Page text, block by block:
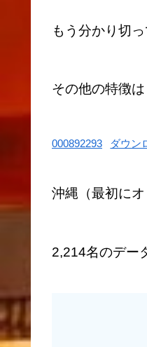
もう分かり切
その他の特徴は
000892293 ダウン
沖縄（最初に
2,214名のデ